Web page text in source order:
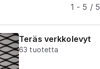
1 -5 / 5
Teräs verkkolevyt
63 tuotetta